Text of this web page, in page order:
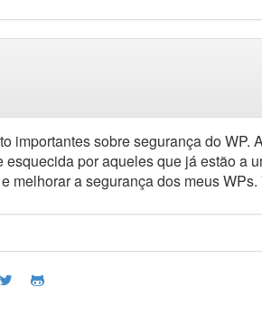
importantes sobre segurança do WP.
por aqueles que já estão a
melhorar a segurança dos meus WPs.